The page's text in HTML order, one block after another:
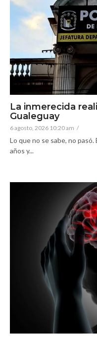
La inmerecida
Gualeguay
6 agosto, 2026 10:20 am /
Lo que no se sabe, no
años y...